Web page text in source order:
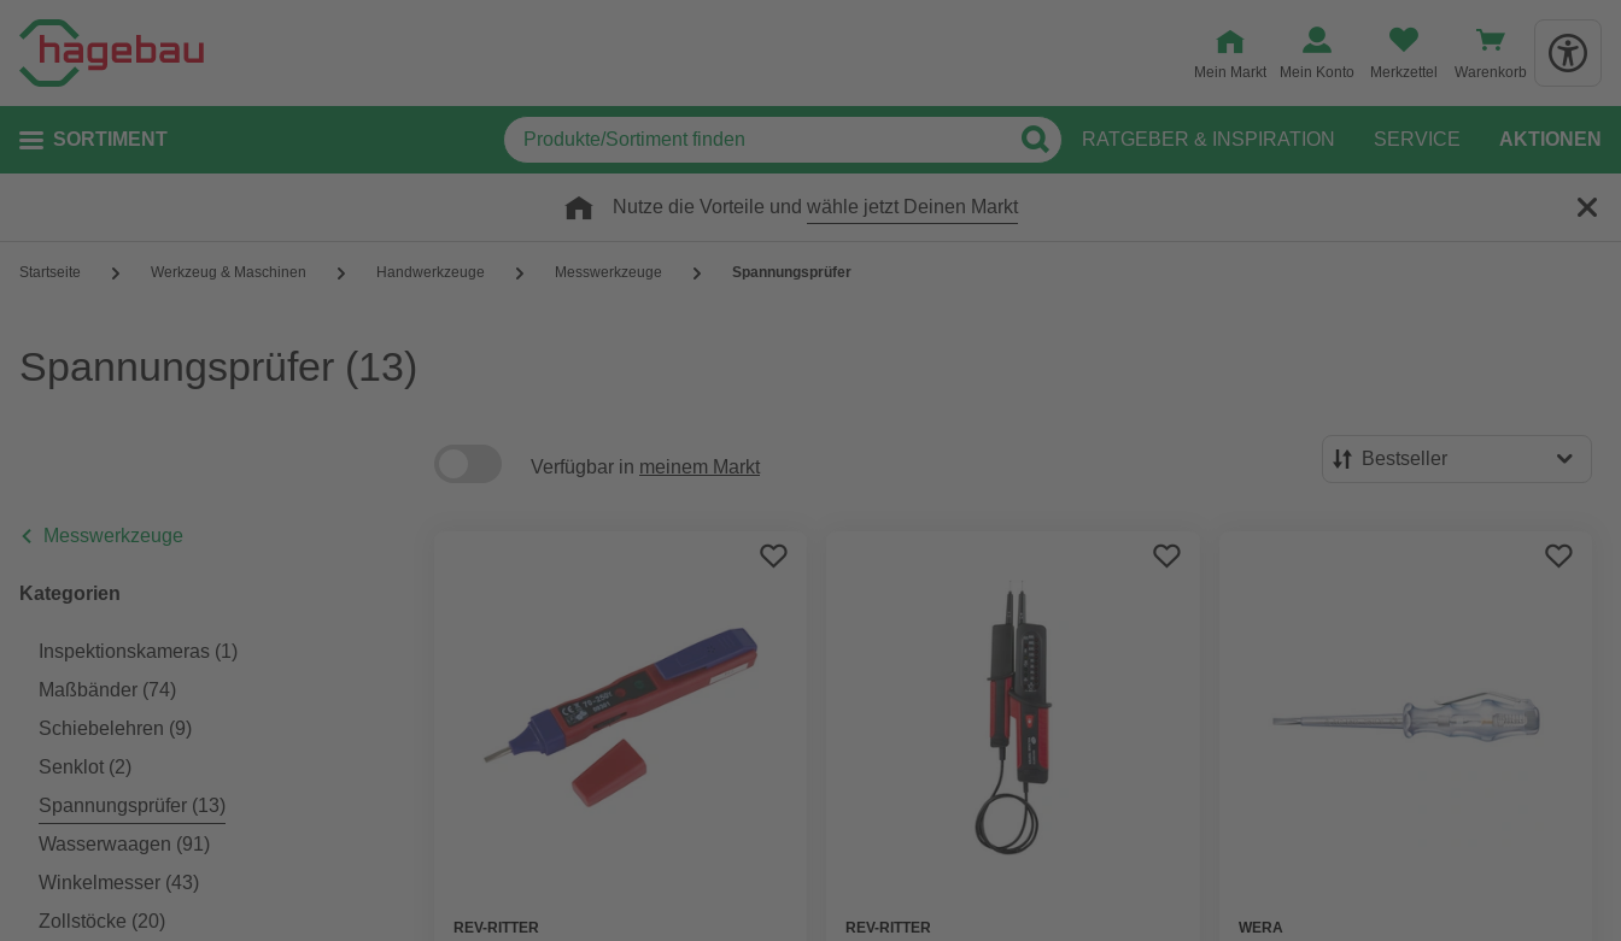
Mein Markt Mein Konto Merkzettel Warenkorb
SORTIMENT RATGEBER & INSPIRATION SERVICE AKTIONEN
Nutze die Vorteile und wähle jetzt Deinen Markt
Startseite Werkzeug & Maschinen Handwerkzeuge Messwerkzeuge Spannungsprüfer
Spannungsprüfer (13)
Messwerkzeuge
Kategorien
Inspektionskameras (1)
Maßbänder (74)
Schiebelehren (9)
Senklot (2)
Spannungsprüfer (13)
Wasserwaagen (91)
Winkelmesser (43)
Zollstöcke (20)
Verfügbar in meinem Markt Bestseller
REV-RITTER REV-RITTER WERA